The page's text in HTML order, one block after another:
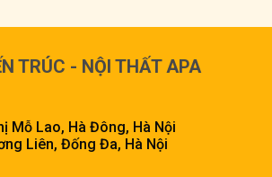
TRÚC - NỘI THẤT APA
Mỗ Lao, Hà Đông, Hà Nội
Liên, Đống Đa, Hà Nội